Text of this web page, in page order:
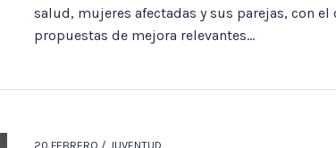
salud, mujeres afectadas y sus parejas, con
propuestas de mejora relevantes...
20 FEBRERO / JUVENTUD